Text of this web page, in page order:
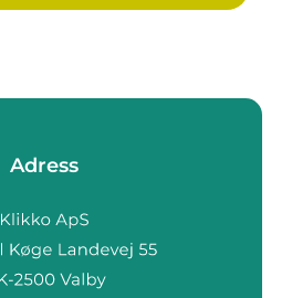
Adress